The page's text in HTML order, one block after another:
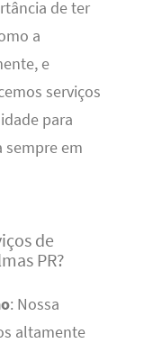
de ter
a
e
serviços
para
sempre em
de
PR?
: Nossa
altamente